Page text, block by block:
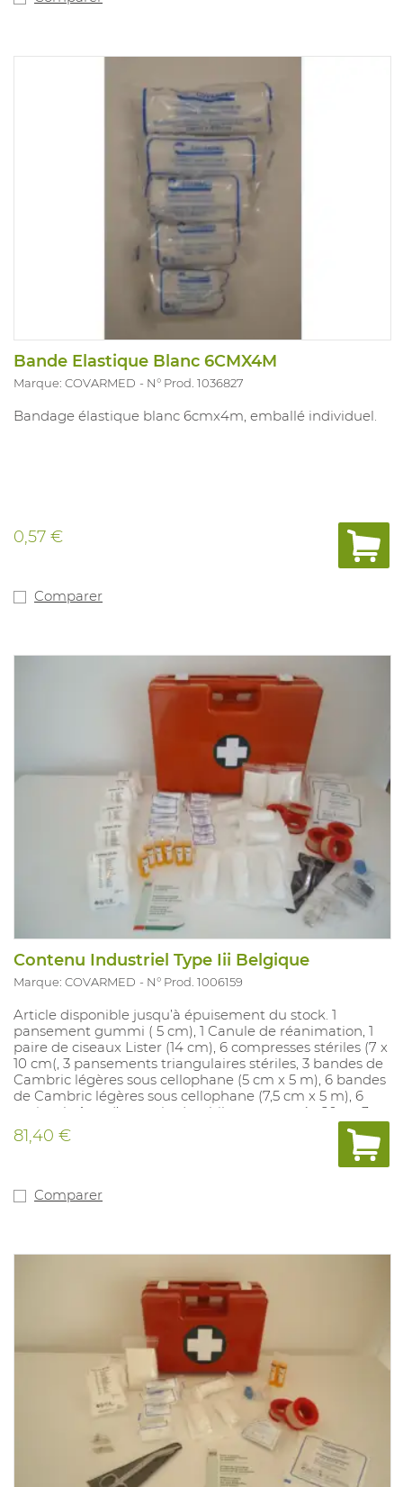
Bande Elastique Blanc 6CMX4M
Marque: COVARMED N° Prod. 1036827
Bandage élastique blanc 6cmx4m, emballé individuel.
0,57 €
Comparer
Contenu Industriel Type Iii Belgique
Marque: COVARMED N° Prod. 1006159
Article disponible jusqu’à épuisement du stock. 1
pansement gummi ( 5 cm), 1 Canule de réanimation, 1
paire de ciseaux Lister (14 cm), 6 compresses stériles (7 x
10 cm(, 3 pansements triangulaires stériles, 3 bandes de
Cambric légères sous cellophane (5 cm x 5 m), 6 bandes
de Cambric légères sous cellophane (7,5 cm x 5 m), 6
petites boîtes d’ouate hydrophile compressée 20 gr, 3
Stella Fix couleur chair (1,25 cm x 5 m), 3 Stella Fix
couleur chair (2,5 cm x 5 m), 3 petites boîtes de Stella
secours” (texte officiel), 1 liste avec le contenu et les
81,40 €
Comparer